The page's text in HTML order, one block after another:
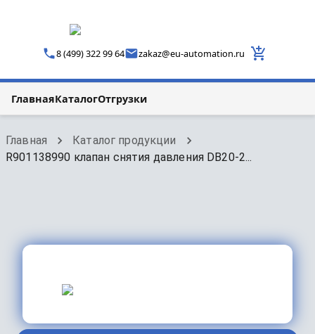
8 (499) 322 99 64 zakaz@eu-automation.ru
ГлавнаяКаталогОтгрузки
Главная
Каталог продукции
R901138990 клапан снятия давления DB20-2...